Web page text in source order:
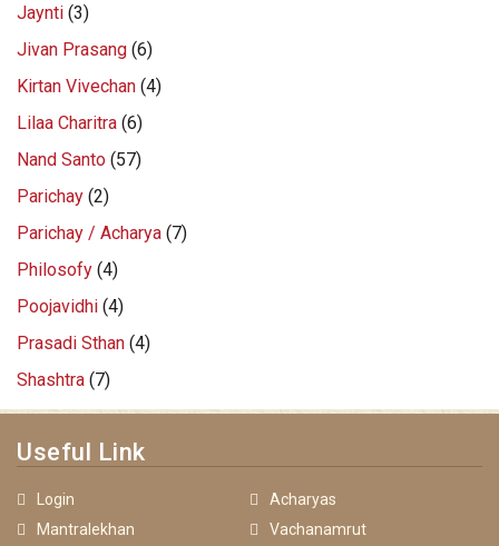
Jaynti (3)
Jivan Prasang (6)
Kirtan Vivechan (4)
Lilaa Charitra (6)
Nand Santo (57)
Parichay (2)
Parichay / Acharya (7)
Philosofy (4)
Poojavidhi (4)
Prasadi Sthan (4)
Shashtra (7)
Useful Link
Login
Acharyas
Mantralekhan
Vachanamrut